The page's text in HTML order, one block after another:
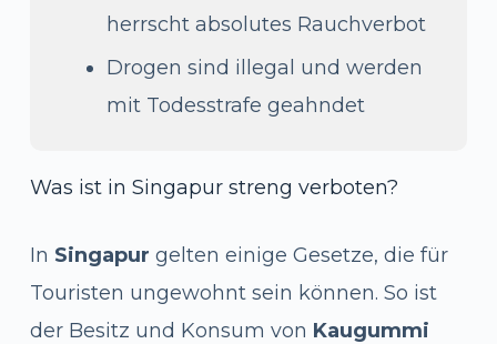
herrscht absolutes Rauchverbot
Drogen sind illegal und werden
mit Todesstrafe geahndet
Was ist in Singapur streng verboten?
In Singapur gelten einige Gesetze, die für
Touristen ungewohnt sein können. So ist
der Besitz und Konsum von Kaugummi